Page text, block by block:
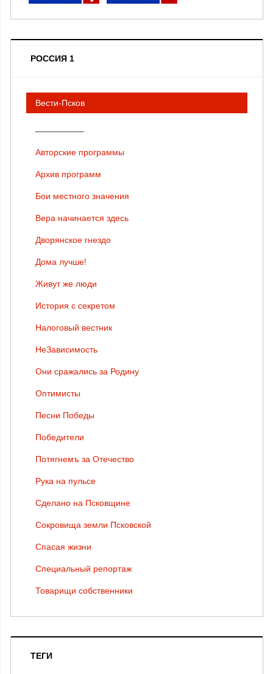
РОССИЯ 1
Вести-Псков
Авторские программы
Архив программ
Бои местного значения
Вера начинается здесь
Дворянское гнездо
Дома лучше!
Живут же люди
История с секретом
Налоговый вестник
НеЗависимость
Они сражались за Родину
Оптимисты
Песни Победы
Победители
Потягнемъ за Отечество
Рука на пульсе
Сделано на Псковщине
Сокровища земли Псковской
Спасая жизни
Специальный репортаж
Товарищи собственники
ТЕГИ